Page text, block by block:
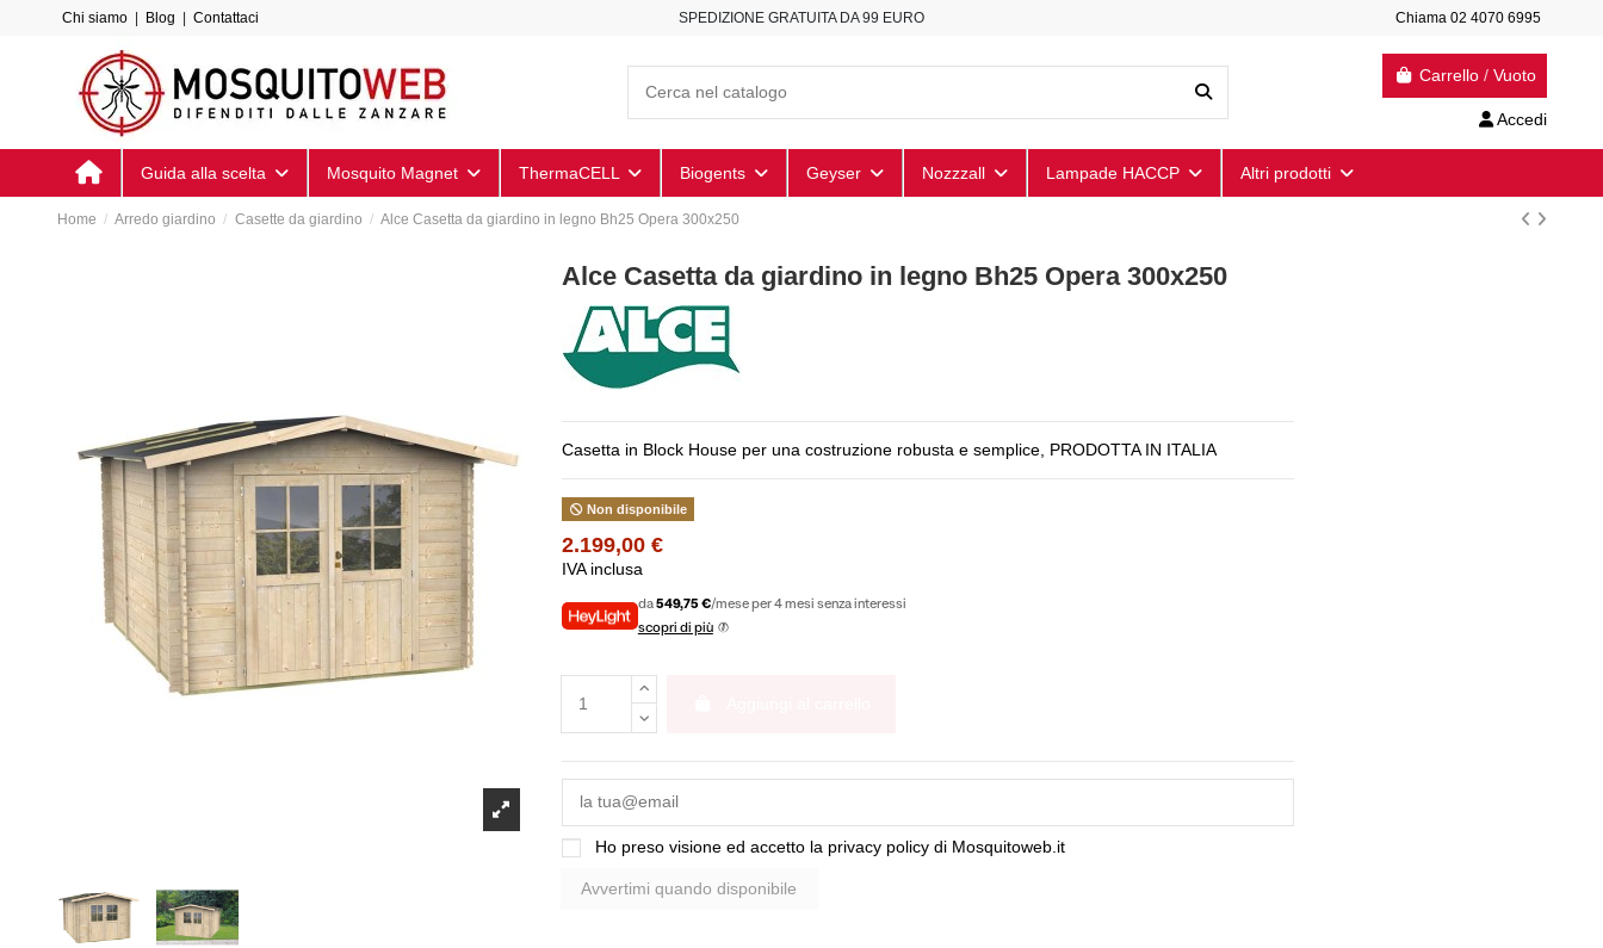
Chi siamo Blog Contattaci SPEDIZIONE GRATUITA DA 99 EURO Chiama 02 4070 6995
Carrello / Vuoto
Accedi
Guida alla scelta Mosquito Magnet ThermaCELL Biogents Geyser Nozzzall Lampade HACCP Altri prodotti
Home Arredo giardino Casette da giardino Alce Casetta da giardino in legno Bh25 Opera 300x250
Alce Casetta da giardino in legno Bh25 Opera 300x250
Casetta in Block House per una costruzione robusta e semplice, PRODOTTA IN ITALIA
Non disponibile
2.199,00 €
IVA inclusa
da549,75 €/mese per 4 mesi senza interessi
scopri di più
Ho preso visione ed accetto la privacy policy di Mosquitoweb.it